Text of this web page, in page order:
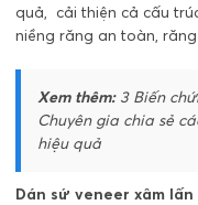
quả, cải thiện cả cấu
niềng răng an toàn,
Xem thêm: 3 Biến
Chuyên gia chia sẻ
hiệuquả
Dán sứ veneer xâm